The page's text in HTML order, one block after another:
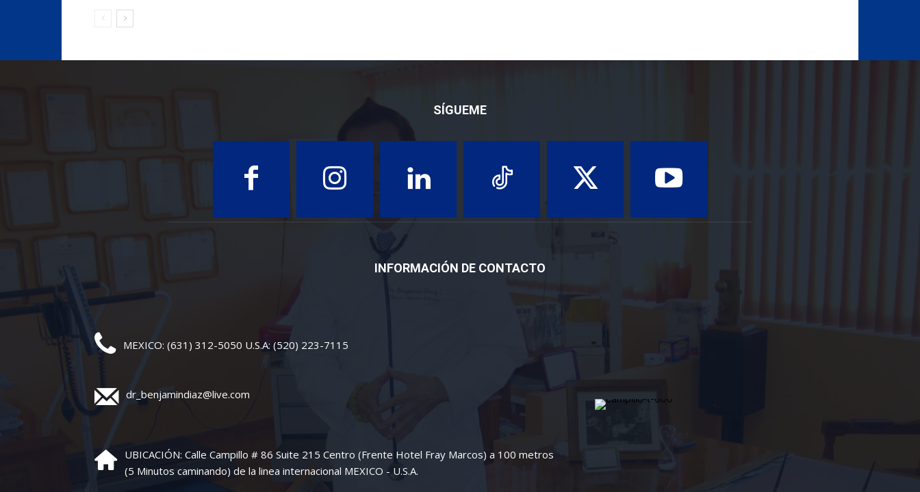
SÍGUEME
INFORMACIÓN DE CONTACTO
MEXICO: (631) 312-5050 U.S.A: (520) 223-7115
dr_benjamindiaz@live.com
UBICACIÓN: Calle Campillo # 86 Suite 215 Centro (Frente Hotel Fray Marcos) a 100 metros
(5 Minutos caminando) de la linea internacional MEXICO - U.S.A.